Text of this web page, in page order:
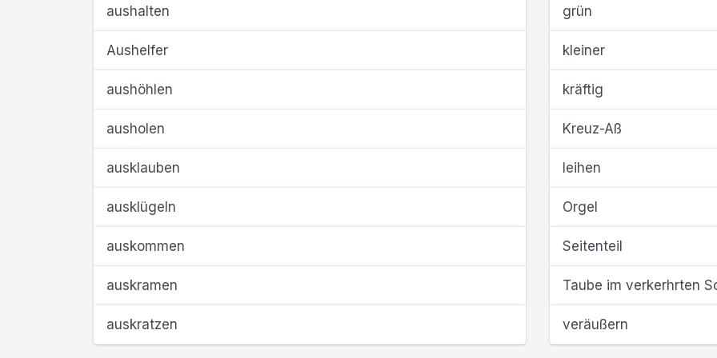
aushalten
Aushelfer
aushöhlen
ausholen
ausklauben
ausklügeln
auskommen
auskramen
auskratzen
grün
kleiner
kräftig
Kreuz-Aß
leihen
Orgel
Seitenteil
Taube im verkerhrten
veräußern